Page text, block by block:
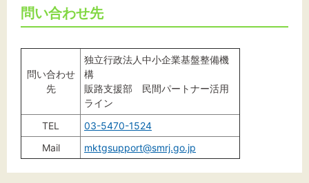
問い合わせ先
問い合わせ
先
独立行政法人中小企業基盤整備機
構
販路支援部 民間パートナー活用
ライン
TEL
03-5470-1524
Mail
mktgsupport@smrj.go.jp